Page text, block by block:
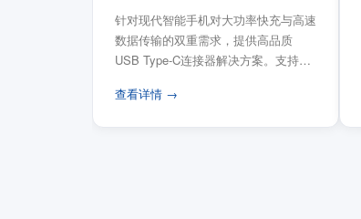
针对现代智能手机对大功率快充与高速
数据传输的双重需求，提供高品质
USB Type-C连接器解决方案。支持
查看详情 →